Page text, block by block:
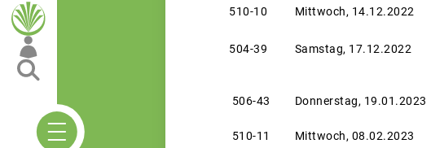
510-10
Mittwoch, 14.12.2022
504-39 Samstag, 17.12.2022
506-43 Donnerstag, 19.01.2023
510-11 Mittwoch, 08.02.2023